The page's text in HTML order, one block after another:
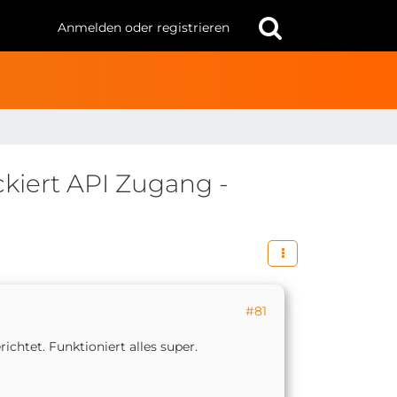
Anmelden oder registrieren
API Zugang -
#81
Funktioniert alles super.